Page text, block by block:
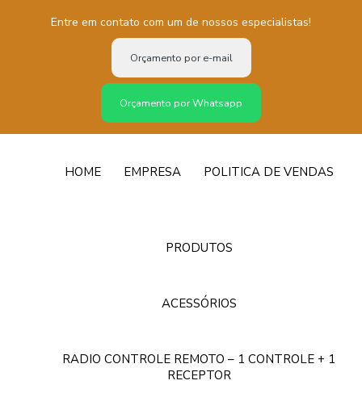
Entre em contato com um de nossos especialistas!
Orçamento por e-mail
Orçamento por Whatsapp
HOME EMPRESA POLITICA DE VENDAS
PRODUTOS
ACESSÓRIOS
RADIO CONTROLE REMOTO – 1 CONTROLE + 1
RECEPTOR